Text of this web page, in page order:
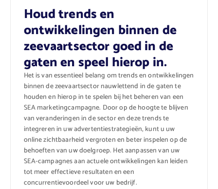
Houd trends en
ontwikkelingen binnen de
zeevaartsector goed in de
gaten en speel hierop in.
Het is van essentieel belang om trends en ontwikkelingen
binnen de zeevaartsector nauwlettend in de gaten te
houden en hierop in te spelen bij het beheren van een
SEA marketingcampagne. Door op de hoogte te blijven
van veranderingen in de sector en deze trends te
integreren in uw advertentiestrategieën, kunt u uw
online zichtbaarheid vergroten en beter inspelen op de
behoeften van uw doelgroep. Het aanpassen van uw
SEA-campagnes aan actuele ontwikkelingen kan leiden
tot meer effectieve resultaten en een
concurrentievoordeel voor uw bedrijf.